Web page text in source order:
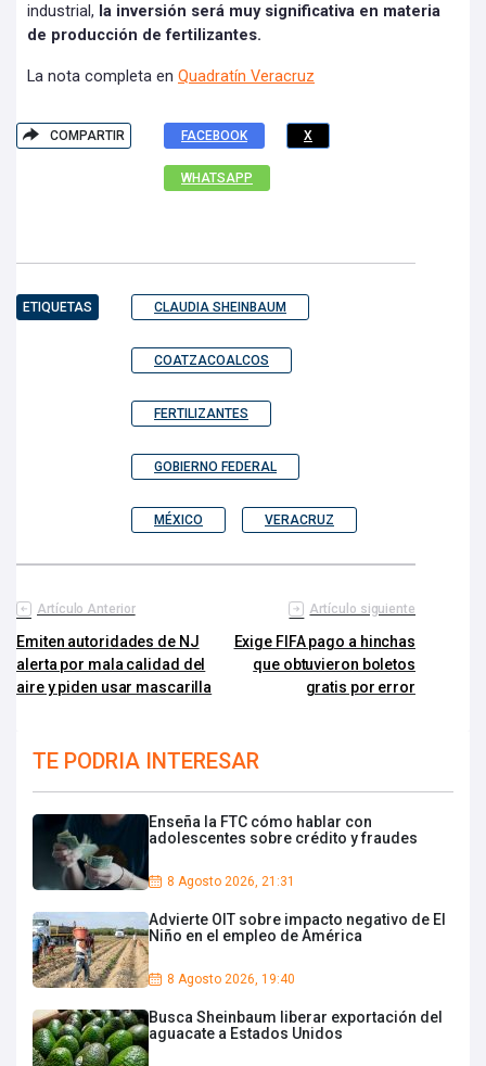
industrial, la inversión será muy significativa en materia
de producción de fertilizantes.
La nota completa en Quadratín Veracruz
COMPARTIR FACEBOOK X
WHATSAPP
ETIQUETAS CLAUDIA SHEINBAUM
COATZACOALCOS
FERTILIZANTES
GOBIERNO FEDERAL
MÉXICO VERACRUZ
Artículo Anterior
Emiten autoridades de NJ
alerta por mala calidad del
aire y piden usar mascarilla
Artículo siguiente
Exige FIFA pago a hinchas
que obtuvieron boletos
gratis por error
TE PODRIA INTERESAR
Enseña la FTC cómo hablar con
adolescentes sobre crédito y fraudes
8 Agosto 2026, 21:31
Advierte OIT sobre impacto negativo de El
Niño en el empleo de América
8 Agosto 2026, 19:40
Busca Sheinbaum liberar exportación del
aguacate a Estados Unidos